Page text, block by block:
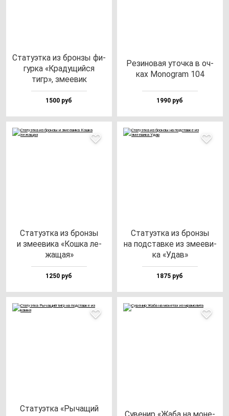
Ста­ту­эт­ка из брон­зы фи­
гур­ка «Кра­ду­щий­ся
тигр», зме­евик
1500 руб
Рези­но­вая уточ­ка в оч­
ках Monog­ram 104
1990 руб
Ста­ту­эт­ка из брон­зы
и зме­еви­ка «Кош­ка ле­
жа­щая»
1250 руб
Ста­ту­эт­ка из брон­зы
на под­став­ке из зме­еви­
ка «Удав»
1875 руб
Ста­ту­эт­ка «Рыча­щий
Суве­нир «Жаба на мо­не­